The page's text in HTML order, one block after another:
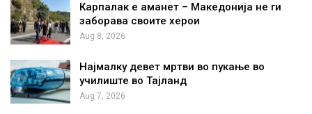
Карпалак е аманет – Македонија не ги
заборава своите херои
Aug 8, 2026
Најмалку девет мртви во пукање во
училиште во Тајланд
Aug 7, 2026